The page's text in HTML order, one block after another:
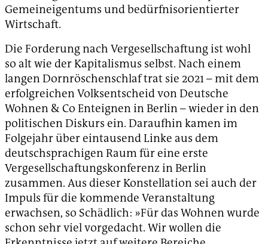
Gemeineigentums und bedürfnisorientierter
Wirtschaft.
Die Forderung nach Vergesellschaftung ist wohl
so alt wie der Kapitalismus selbst. Nach einem
langen Dornröschenschlaf trat sie 2021 – mit dem
erfolgreichen Volksentscheid von Deutsche
Wohnen & Co Enteignen in Berlin – wieder in den
politischen Diskurs ein. Daraufhin kamen im
Folgejahr über eintausend Linke aus dem
deutschsprachigen Raum für eine erste
Vergesellschaftungskonferenz in Berlin
zusammen. Aus dieser Konstellation sei auch der
Impuls für die kommende Veranstaltung
erwachsen, so Schädlich: »Für das Wohnen wurde
schon sehr viel vorgedacht. Wir wollen die